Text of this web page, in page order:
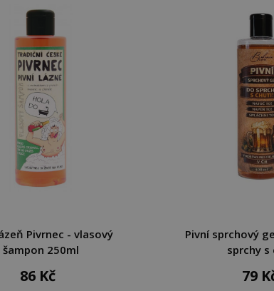
Pivrnec - vlasový
šampon 250ml
86 Kč
Pivní sprchový
sprchy s
79